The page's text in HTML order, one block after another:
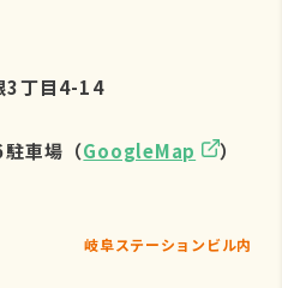
3丁目4-14
車場（GoogleMap
）
岐阜ステーションビル内